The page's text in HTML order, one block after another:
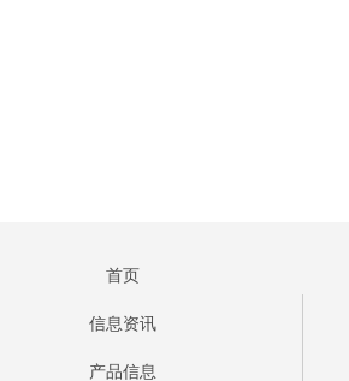
首页
信息资讯
产品信息